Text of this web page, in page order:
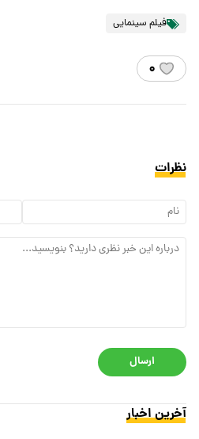
فیلم سینمایی
۰
نظرات
ارسال
آخرین اخبار